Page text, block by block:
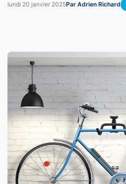
lundi 20 janvier 2025Par Adrien Richard